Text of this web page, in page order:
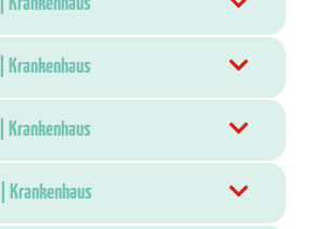
Krankenhaus
Krankenhaus
Krankenhaus